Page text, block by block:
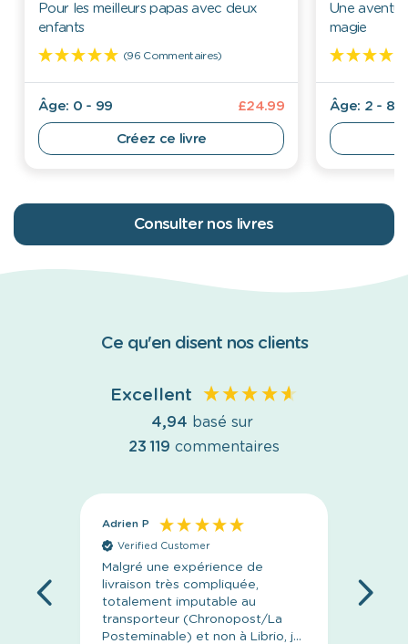
Pour les meilleurs papas avec deux
enfants
(96 Commentaires)
£24.99
Âge: 0 - 99
Créez ce livre
Une
magie
Âge: 2 - 8
Consulter nos livres
Ce qu'en disent nos clients
Excellent
4,94 basé sur
23 119 commentaires
Adrien P
Verified Customer
Malgré une expérience de
livraison très compliquée,
totalement imputable au
transporteur (Chronopost/La
Posteminable) et non à Librio, je